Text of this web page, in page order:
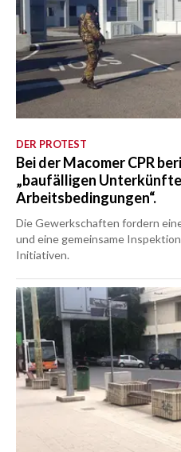
DER PROTEST
Bei der Macomer CPR
„baufälligen
Arbeitsbedingungen“.
Die Gewerkschaften fordern
und eine gemeinsame
Initiativen.